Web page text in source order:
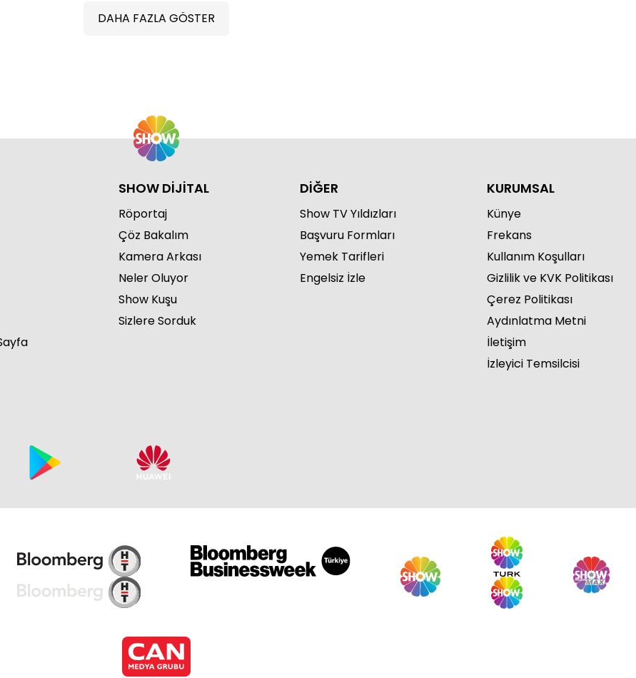
DAHA FAZLA GÖSTER
SHOW DİJİTAL
Röportaj
Çöz Bakalım
Kamera Arkası
Neler Oluyor
Show Kuşu
Sizlere Sorduk
DİĞER
Show TV Yıldızları
Başvuru Formları
Yemek Tarifleri
Engelsiz İzle
KURUMSAL
Künye
Frekans
Kullanım Koşulları
Gizlilik ve KVK Politikası
Çerez Politikası
Aydınlatma Metni
İletişim
İzleyici Temsilcisi